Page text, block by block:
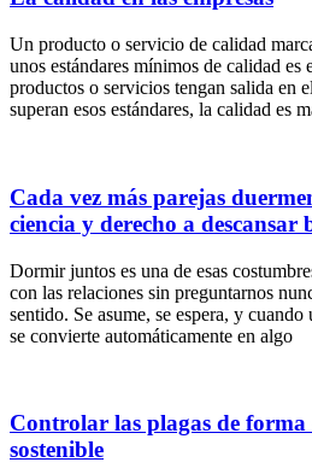
Un producto o servicio de calidad
unos estándares mínimos de calidad es
productos o servicios tengan salida en
superan esos estándares, la calidad es
Cada vez más parejas
ciencia y derecho a descansar
Dormir juntos es una de esas
con las relaciones sin preguntarnos
sentido. Se asume, se espera, y
se convierte automáticamente en algo
Controlar las plagas de forma
sostenible